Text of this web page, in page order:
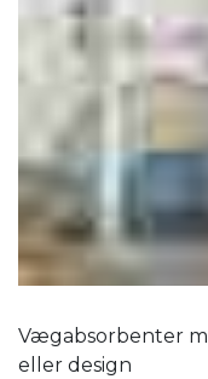
Vægabsorbenter
eller design